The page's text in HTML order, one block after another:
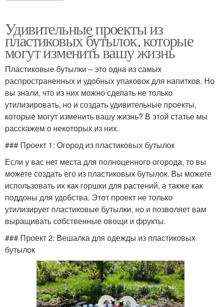
Удивительные проекты из
пластиковых бутылок, которые
могут изменить вашу жизнь
Пластиковые бутылки – это одна из самых
распространенных и удобных упаковок для напитков. Но
вы знали, что из них можно сделать не только
утилизировать, но и создать удивительные проекты,
которые могут изменить вашу жизнь? В этой статье мы
расскажем о некоторых из них.
### Проект 1: Огород из пластиковых бутылок
Если у вас нет места для полноценного огорода, то вы
можете создать его из пластиковых бутылок. Вы можете
использовать их как горшки для растений, а также как
поддоны для удобства. Этот проект не только
утилизирует пластиковые бутылки, но и позволяет вам
выращивать собственные овощи и фрукты.
### Проект 2: Вешалка для одежды из пластиковых
бутылок